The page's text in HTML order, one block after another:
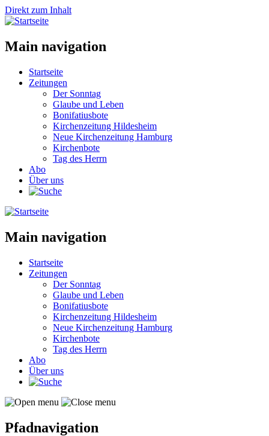
Direkt zum Inhalt
Main navigation
Startseite
Zeitungen
Der Sonntag
Glaube und Leben
Bonifatiusbote
Kirchenzeitung Hildesheim
Neue Kirchenzeitung Hamburg
Kirchenbote
Tag des Herrn
Abo
Über uns
Main navigation
Startseite
Zeitungen
Der Sonntag
Glaube und Leben
Bonifatiusbote
Kirchenzeitung Hildesheim
Neue Kirchenzeitung Hamburg
Kirchenbote
Tag des Herrn
Abo
Über uns
Pfadnavigation